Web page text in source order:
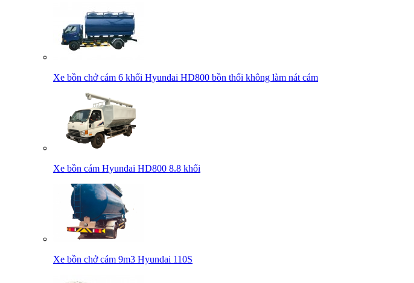
Xe bồn chở cám 6 khối Hyundai HD800 bồn thổi không làm nát cám
Xe bồn cám Hyundai HD800 8.8 khối
Xe bồn chở cám 9m3 Hyundai 110S